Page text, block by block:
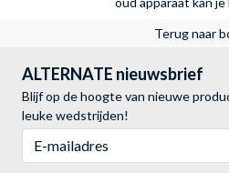
Terug naar
ALTERNATE nieuwsbrief
Blijf op de hoogte van nieuwe
leuke wedstrijden!